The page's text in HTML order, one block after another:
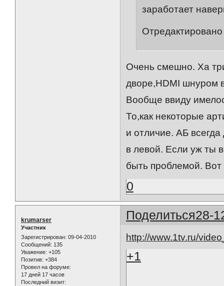
заработает
Очень смешно. Ха
дворе,HDMI шнуром
Вообще ввиду
То,как некоторые
и отличие. АБ
в левой. Если уж ты
быть проблемой. Вот
0
Поделиться28-
krumarser
Участник
Зарегистрирован: 09-04-2010
Сообщений: 135
Уважение: +105
Позитив: +384
Провел на форуме:
17 дней 17 часов
Последний визит:
http://www.1tv.ru/
+1